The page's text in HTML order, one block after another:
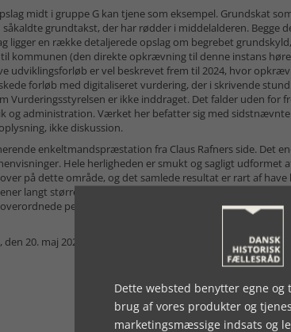
midt i gruppe G kan tjene som eksempel. Grundskat
grundtakst, der har rødder i middelalderen. Begge
ligger en række detaljerede opslag om begrebet
kommunen (den direkte opkrævning til denne instans
udviklingsforløb er vel beskrevet frem til 2024, hvor
forløb med digitaliseret vurdering, der i skrivende stund
Vurderingsstyrelsen er ikke inddraget. Det falder uden for
og administration. Værket her befatter sig med sidstnævnte
ikke diskussion.
enkeltmandspræstation fra Claus Rafners side. Det
Hele herligheden er smukt og sagligt udformet
på dette område, og det samlede resultat er rart af
langt større udbredelse end til skattefolk. Enhver med
perspektiv og udi de mest spidsfindige lokale
20. maj 2025]
Dette websted benytter egne
brug af vores produkter og
marketingsmæssige indsats og